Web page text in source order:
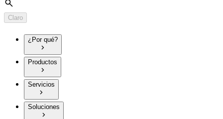
Búsqueda
Claro
¿Por qué?
Productos
Servicios
Soluciones